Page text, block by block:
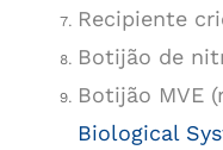
Recipiente
Botijão de
Botijão MVE
Biological